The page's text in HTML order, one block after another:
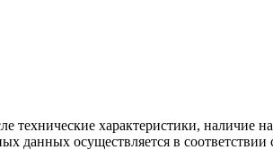
технические характеристики,
данных осуществляется в